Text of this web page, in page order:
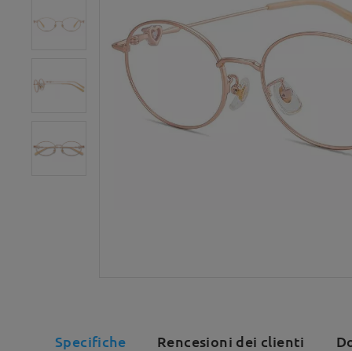
Specifiche Rencesioni dei clienti